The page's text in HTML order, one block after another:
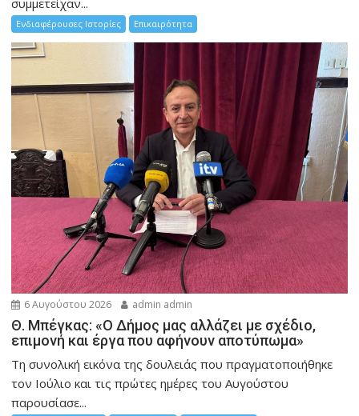
Ενδιαφέρουσες Ιστορίες Επικαιρότητα
6 Αυγούστου 2026 admin admin
Θ. Μπέγκας: «Ο Δήμος μας αλλάζει με σχέδιο,
επιμονή και έργα που αφήνουν αποτύπωμα»
Τη συνολική εικόνα της δουλειάς που πραγματοποιήθηκε
τον Ιούλιο και τις πρώτες ημέρες του Αυγούστου
παρουσίασε...